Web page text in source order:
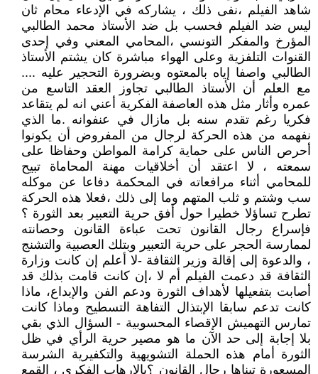
شاهد الفيلم ،نفى ذلك ، يشاركه في الإدعاء محام ثان
ليس ضد الفيلم فحسب بل ضد الأستاذ محمد الطالبي
المؤرخ والمفكر التونسي ،المحامي المعني وفي إحدى
القنوات التلفزية وعلى الهواء مباشرة كان يشتم الأستاذ
الطالبي واصفا إياه بالمعتوه وبضرورة التحجير عليه ....
مع العلم أن الأستاذ الطالبي تجاوز العقد التاسع من
عمره وأثار مثل هذه العاصفة الفكرية أعني انه لم يتقاعد
فكريا رغم تقدم سنه بل مازال في عنفوانه .ما الذي
نفهمه من هذه الحركة لرجال من المفروض أن يكونوا
أحرص الناس على حماية كرامة المواطن وحفاظا على
سمعته ، لا اعتقد أن أخلاقيات مهنة المحاماة تبيح
للمحامي أثناء مرافعاته في المحكمة دفاعا عن موكله
سب وشتم و ثلب المتهم وما إلى ذلك ،فعلا هذه الحركة
تطرح تساؤلا خطيرا حول أفق حرية التعبير بعد الثورة ؟
فإسراع رجال القانون تحت عباءة القانون وحصانته
لممارسة الحجر على حرية التعبير وبتلك العصبية والتشنج
، والدعوة إلى إقالة وزير الثقافة -لا أعلم إن كانت وزارة
الثقافة قد دعمت الفيلم أم لا ،إن كانت قامت بذلك قد
أصابت بتفعيلها لأهداف الثورة ودعم الفن والإبداع، ماذا
كانت تدعم سابقا الإبتذال التفاهة التسطيح وماذا كانت
تمارس التهميش الإقصاء المحسوبية - السؤال الذي بقي
بلا إجابة إلى حد الآن ما هو مصير حرية الرأي في ظل
الثورة أمام هذه الحملة التشويهية والتكفيرية الشرسة
المسعورة تبناها رجال القانون ؟بالإرهاب الفكري ، القمع